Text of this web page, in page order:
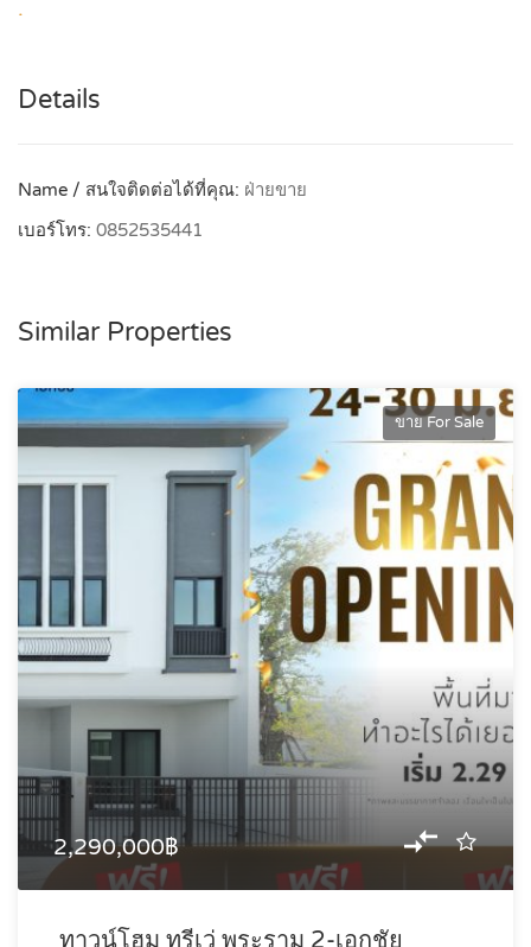
.
Details
Name / สนใจติดต่อได้ที่คุณ: ฝ่ายขาย
เบอร์โทร: 0852535441
Similar Properties
ขาย For Sale
2,290,000฿
ทาวน์โฮม ทรีเว่ พระราม 2-เอกชัย